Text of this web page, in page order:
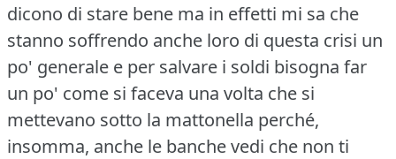
dicono di stare bene ma in effetti mi sa che
stanno soffrendo anche loro di questa crisi un
po' generale e per salvare i soldi bisogna far
un po' come si faceva una volta che si
mettevano sotto la mattonella perché,
insomma, anche le banche vedi che non ti